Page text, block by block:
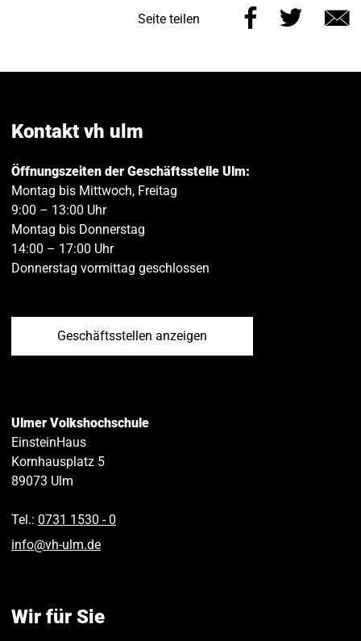
Seite teilen
Diese
auf
Diese
auf
Kontakt vh ulm
Öffnungszeiten der Geschäftsstelle Ulm:
Montag bis Mittwoch, Freitag
9:00 – 13:00 Uhr
Montag bis Donnerstag
14:00 – 17:00 Uhr
Donnerstag vormittag geschlossen
Geschäftsstellen anzeigen
Ulmer Volkshochschule
EinsteinHaus
Kornhausplatz 5
89073 Ulm
Tel.: 0731 1530 ‑ 0
info@vh-ulm.de
Wir für Sie